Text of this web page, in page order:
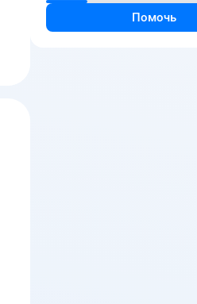
Помочь